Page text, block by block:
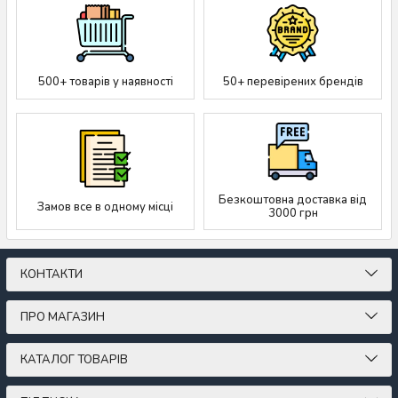
500+ товарів у наявності 50+ перевірених брендів
Замов все в одному місці
Безкоштовна доставка від
3000 грн
КОНТАКТИ
ПРО МАГАЗИН
КАТАЛОГ ТОВАРІВ